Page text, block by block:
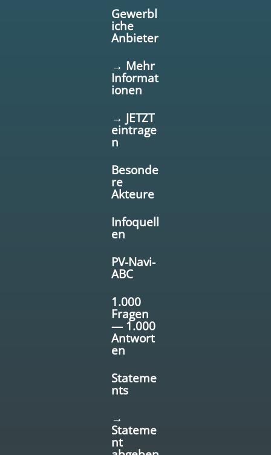
Gewerbl
iche
Anbieter
→ Mehr
Informat
ionen
→ JETZT
eintrage
n
Besonde
re
Akteure
Infoquell
en
PV-Navi-
ABC
1.000
Fragen
— 1.000
Antwort
en
Stateme
nts
→
Stateme
nt